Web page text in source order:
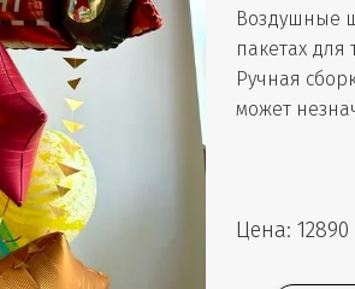
Воздушные
пакетах для
Ручная
может
Цена: 12890